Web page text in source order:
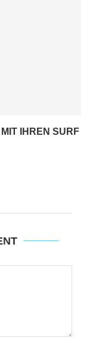
IHREN SURF